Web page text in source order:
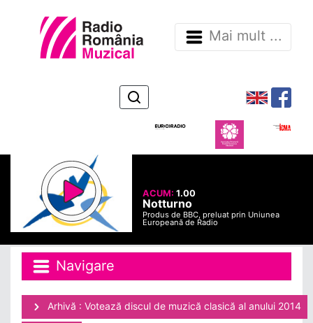
Mai mult ...
ACUM:1.00
Notturno
Produs de BBC, preluat prin Uniunea
Europeană de Radio
Navigare
Arhivă : Votează discul de muzică clasică al anului 2014